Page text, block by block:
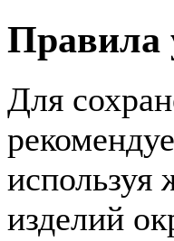
Правила
Для
используя
изделий